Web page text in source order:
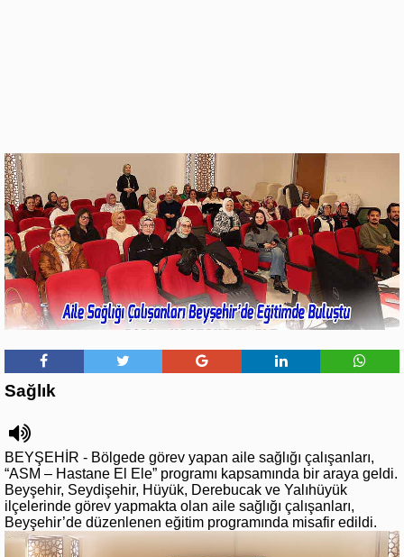
Sağlık
BEYŞEHİR - Bölgede görev yapan aile sağlığı çalışanları,
“ASM – Hastane El Ele” programı kapsamında bir araya geldi.
Beyşehir, Seydişehir, Hüyük, Derebucak ve Yalıhüyük
ilçelerinde görev yapmakta olan aile sağlığı çalışanları,
Beyşehir’de düzenlenen eğitim programında misafir edildi.